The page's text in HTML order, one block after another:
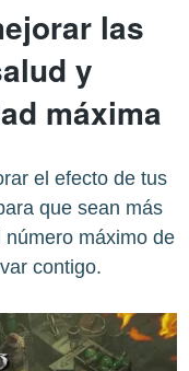
las
y
máxima
el efecto de tus
que sean más
máximo de
contigo.